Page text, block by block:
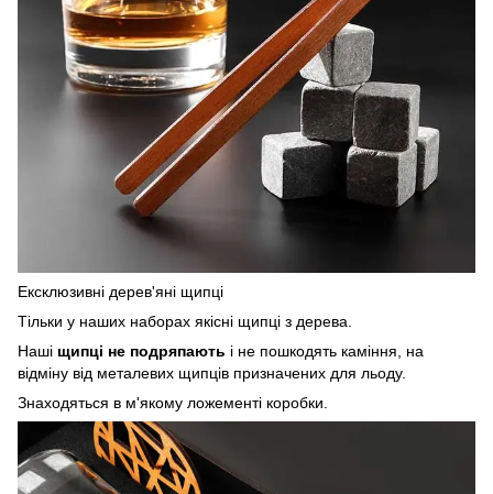
Ексклюзивні дерев'яні щипці
Тільки у наших наборах якісні щипці з дерева.
Наші щипці не подряпають і не пошкодять каміння, на
відміну від металевих щипців призначених для льоду.
Знаходяться в м'якому ложементі коробки.